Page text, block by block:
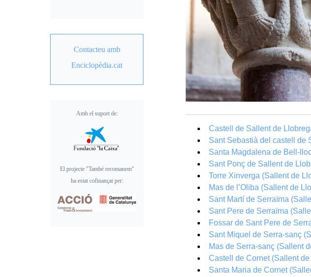
Castell de Sallent de
Sant Sebastià del castell de
Santa Magdalena de Bell-
Sant Ponç de Sallent de
Torre Xinverga (Sallent de
Mas de l’Oliba (Sallent de
Sant Martí de Serraïma
Sant Pere de Serraïma
Fossar de Sant Pere de
Sant Miquel de Serra-sanç
Mas de Serra-sanç (Sallent
Castell de Cornet (Sallent
Santa Maria de Cornet
Contacteu amb
Enciclopèdia.cat
Amb el suport de:
El projecte "També recomanem"
ha estat cofinançat per: